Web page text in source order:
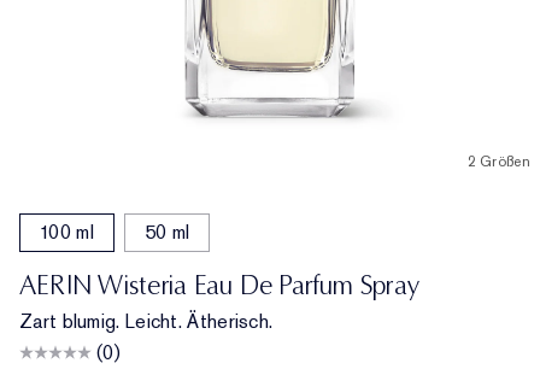
2 Größen
100 ml 50 ml
AERIN Wisteria Eau De Parfum Spray
Zart blumig. Leicht. Ätherisch.
(0)